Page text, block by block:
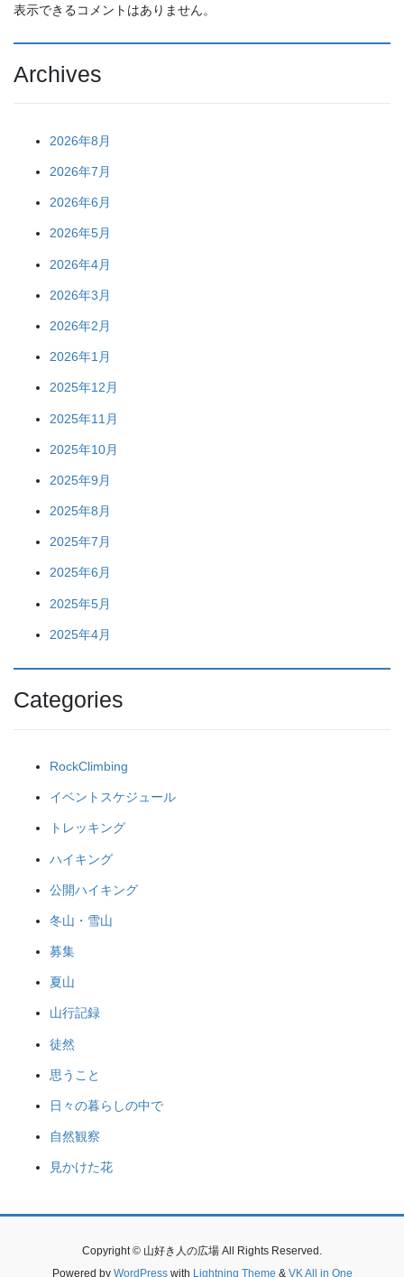
表示できるコメントはありません。
Archives
2026年8月
2026年7月
2026年6月
2026年5月
2026年4月
2026年3月
2026年2月
2026年1月
2025年12月
2025年11月
2025年10月
2025年9月
2025年8月
2025年7月
2025年6月
2025年5月
2025年4月
Categories
RockClimbing
イベントスケジュール
トレッキング
ハイキング
公開ハイキング
冬山・雪山
募集
夏山
山行記録
徒然
思うこと
日々の暮らしの中で
自然観察
見かけた花
Copyright © 山好き人の広場 All Rights Reserved.
Powered by WordPresswith Lightning Theme & VK All in One